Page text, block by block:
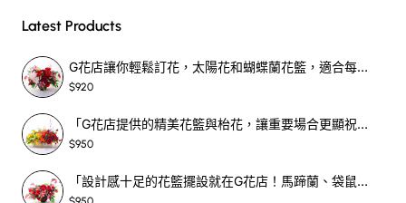
Latest Products
G花店讓你輕鬆訂花，太陽花和蝴蝶蘭花籃，適合每個重要時刻！-SF390
$920
「G花店提供的精美花籃與枱花，讓重要場合更顯祝賀與喜悅，適合各種用場！」-SF398
$950
「設計感十足的花籃擺設就在G花店！馬蹄蘭、袋鼠爪、罌粟花，為你的重大場合增光添彩！」-SF209